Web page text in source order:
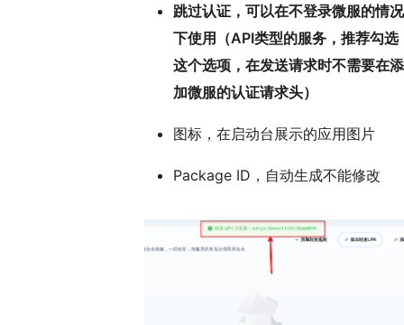
跳过认证，可以在不登录微服的情况
下使用（API类型的服务，推荐勾选
这个选项，在发送请求时不需要在添
加微服的认证请求头）
图标，在启动台展示的应用图片
Package ID，自动生成不能修改